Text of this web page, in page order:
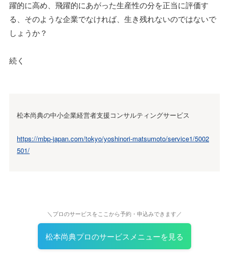
躍的に高め、飛躍的にあがった生産性の分を正当に評価す
る、そのような企業でなければ、生き残れないのではないで
しょうか？
続く
松本尚典の中小企業経営者支援コンサルティングサービス
https://mbp-japan.com/tokyo/yoshinori-matsumoto/service1/5002
501/
＼プロのサービスをここから予約・申込みできます／
松本尚典プロのサービスメニューを見る